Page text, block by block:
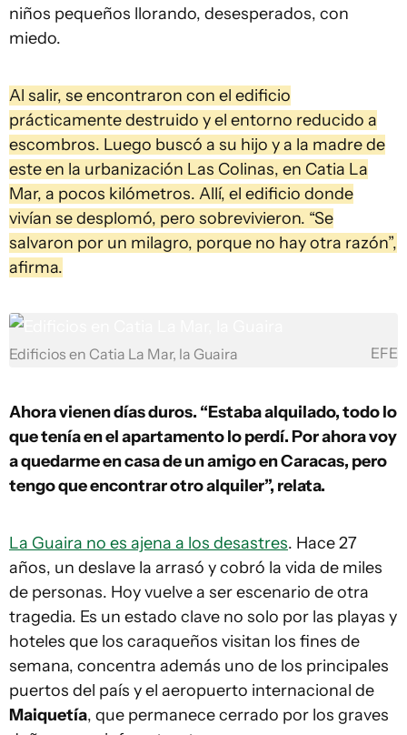
niños pequeños llorando, desesperados, con
miedo.
Al salir, se encontraron con el edificio
prácticamente destruido y el entorno reducido a
escombros. Luego buscó a su hijo y a la madre de
este en la urbanización Las Colinas, en Catia La
Mar, a pocos kilómetros. Allí, el edificio donde
vivían se desplomó, pero sobrevivieron. “Se
salvaron por un milagro, porque no hay otra razón”,
afirma.
Edificios en Catia La Mar, la Guaira EFE
Ahora vienen días duros. “Estaba alquilado, todo lo
que tenía en el apartamento lo perdí. Por ahora voy
a quedarme en casa de un amigo en Caracas, pero
tengo que encontrar otro alquiler”, relata.
La Guaira no es ajena a los desastres. Hace 27
años, un deslave la arrasó y cobró la vida de miles
de personas. Hoy vuelve a ser escenario de otra
tragedia. Es un estado clave no solo por las playas y
hoteles que los caraqueños visitan los fines de
semana, concentra además uno de los principales
puertos del país y el aeropuerto internacional de
Maiquetía, que permanece cerrado por los graves